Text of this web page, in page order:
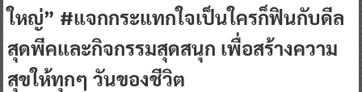
ใหญ่” #แจกกระแทกใจเป็นใครก็ฟินกับดีล
สุดพีคและกิจกรรมสุดสนุก เพื่อสร้างความ
สุขให้ทุกๆ วันของชีวิต